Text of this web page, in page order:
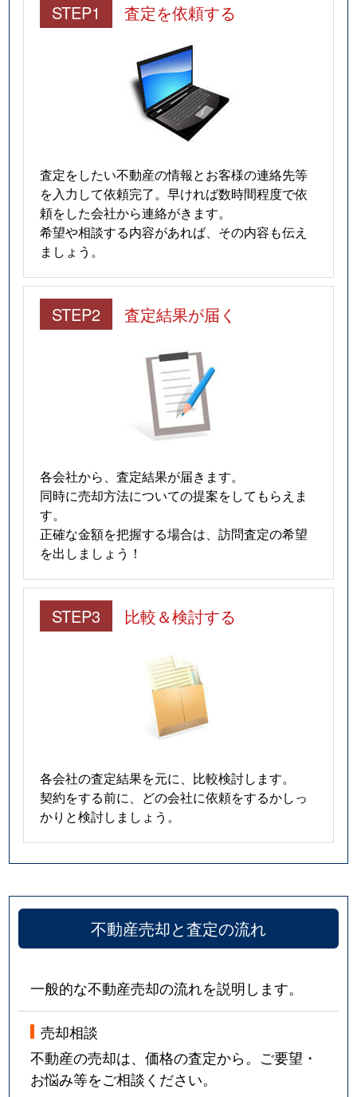
STEP1 査定を依頼する
査定をしたい不動産の情報とお客様の連絡先等
を入力して依頼完了。早ければ数時間程度で依
頼をした会社から連絡がきます。
希望や相談する内容があれば、その内容も伝え
ましょう。
STEP2 査定結果が届く
各会社から、査定結果が届きます。
同時に売却方法についての提案をしてもらえま
す。
正確な金額を把握する場合は、訪問査定の希望
を出しましょう！
STEP3 比較＆検討する
各会社の査定結果を元に、比較検討します。
契約をする前に、どの会社に依頼をするかしっ
かりと検討しましょう。
不動産売却と査定の流れ
一般的な不動産売却の流れを説明します。
売却相談
不動産の売却は、価格の査定から。ご要望・
お悩み等をご相談ください。